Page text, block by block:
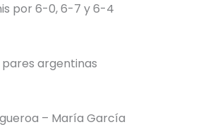
por 6-0, 6-7 y 6-4
argentinas
– María García